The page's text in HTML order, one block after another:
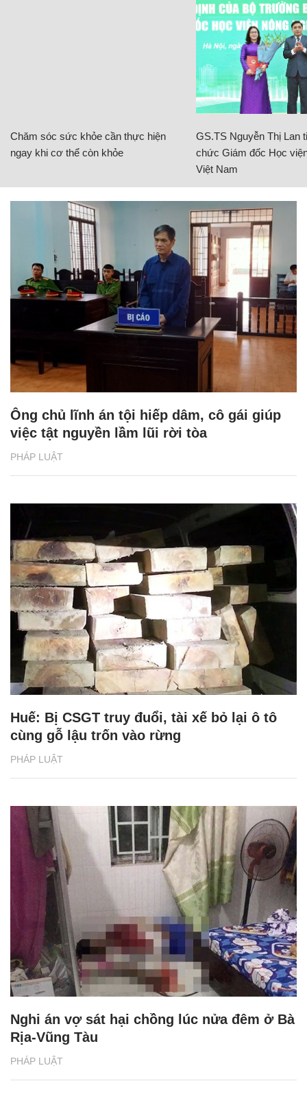
Chăm sóc sức khỏe cần thực hiện
ngay khi cơ thể còn khỏe
GS.TS Nguyễn Thị Lan
chức Giám đốc Học
Việt Nam
PHÁP LUẬT
Ông chủ lĩnh án tội hiếp dâm, cô gái giúp
việc tật nguyền lầm lũi rời tòa
PHÁP LUẬT
Huế: Bị CSGT truy đuổi, tài xế bỏ lại ô tô
cùng gỗ lậu trốn vào rừng
PHÁP LUẬT
Nghi án vợ sát hại chồng lúc nửa đêm ở Bà
Rịa-Vũng Tàu